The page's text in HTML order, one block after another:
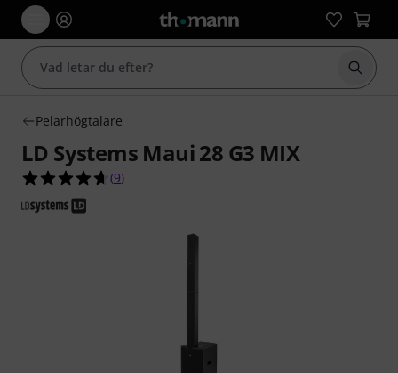
Börja
Pelarhögtalare
LD Systems Maui 28 G3 MIX
4.7 av 5 stjärnor från 9 kundbetyg
(9)